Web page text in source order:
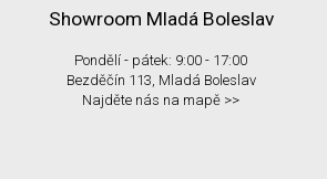
Showroom Mladá Boleslav
Pondělí - pátek: 9:00 - 17:00
Bezděčín 113, Mladá Boleslav
Najděte nás na mapě >>